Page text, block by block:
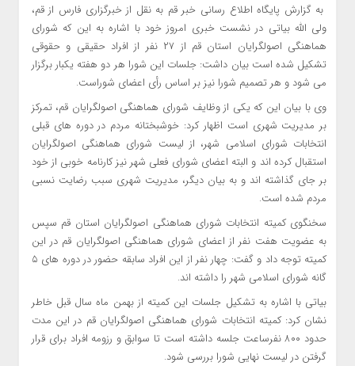
به گزارش پایگاه اطلاع رسانی خبر قم به نقل از خبرگزاری فارس از قم،
ولی الله بیاتی در نشست خبری امروز خود با اشاره به این که شورای
هماهنگی اصولگرایان استان قم از ۲۷ نفر از افراد حقیقی و حقوقی
تشکیل شده است بیان داشت: جلسات این شورا هر دو هفته یکبار برگزار
می شود و هر تصمیم شورا نیز بر اساس رأی اعضای شوراست.
وی با بیان این که یکی از وظایف شورای هماهنگی اصولگرایان قم، تمرکز
بر مدیریت شهری است اظهار کرد: خوشبختانه مردم در دوره های قبلی
انتخابات شورای اسلامی شهر، از لیست شورای هماهنگی اصولگرایان
استقبال کرده اند و البته اعضای شورای فعلی شهر نیز کارنامه خوبی از خود
بر جای گذاشته اند و به بیان دیگر، مدیریت شهری سبب رضایت نسبی
مردم شده است.
سخنگوی کمیته انتخابات شورای هماهنگی اصولگرایان استان قم سپس
به عضویت هفت نفر از اعضای شورای هماهنگی اصولگرایان قم در این
کمیته توجه داد و گفت: چهار نفر از این افراد سابقه حضور در دوره های ۵
گانه شورای اسلامی شهر را داشته اند.
بیاتی با اشاره به تشکیل جلسات این کمیته از بهمن ماه سال قبل خاطر
نشان کرد: کمیته انتخابات شورای هماهنگی اصولگرایان قم در این مدت
حدود ۸۰۰ نفرساعت جلسه داشته است تا سوابق و رزومه افراد برای قرار
گرفتن در لیست نهایی شورا بررسی شود.